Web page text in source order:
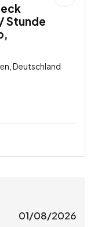
Stunde
Deutschland
01/08/2026